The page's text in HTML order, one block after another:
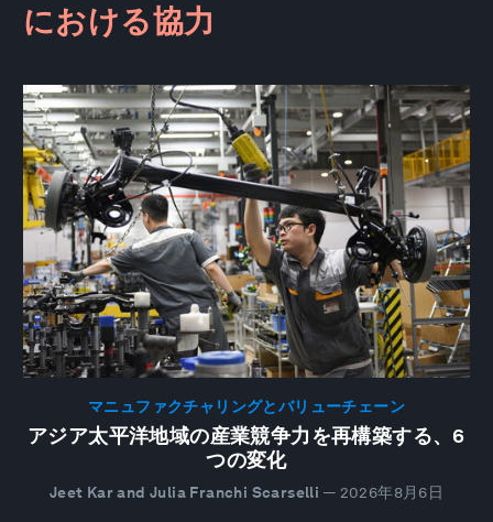
における協力
マニュファクチャリングとバリューチェーン
アジア太平洋地域の産業競争力を再構築する、6
つの変化
Jeet Kar and Julia Franchi Scarselli — 2026年8月6日